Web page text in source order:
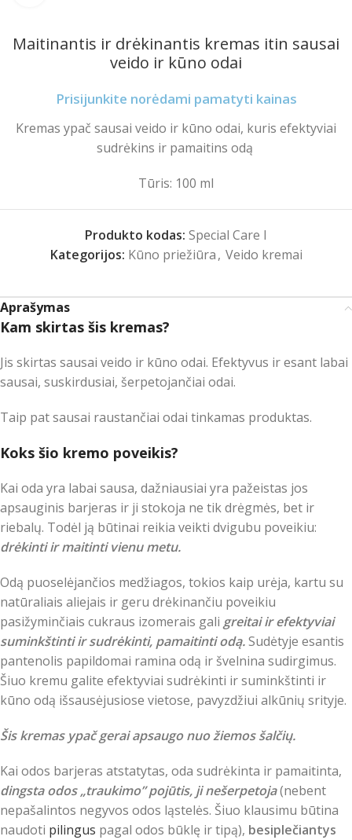
Maitinantis ir drėkinantis kremas itin sausai
veido ir kūno odai
Prisijunkite norėdami pamatyti kainas
Kremas ypač sausai veido ir kūno odai, kuris efektyviai
sudrėkins ir pamaitins odą
Tūris: 100 ml
Produkto kodas: Special Care I
Kategorijos: Kūno priežiūra, Veido kremai
Aprašymas
Kam skirtas šis kremas?
Jis skirtas sausai veido ir kūno odai. Efektyvus ir esant labai
sausai, suskirdusiai, šerpetojančiai odai.
Taip pat sausai raustančiai odai tinkamas produktas.
Koks šio kremo poveikis?
Kai oda yra labai sausa, dažniausiai yra pažeistas jos
apsauginis barjeras ir ji stokoja ne tik drėgmės, bet ir
riebalų. Todėl ją būtinai reikia veikti dvigubu poveikiu:
drėkinti ir maitinti vienu metu.
Odą puoselėjančios medžiagos, tokios kaip urėja, kartu su
natūraliais aliejais ir geru drėkinančiu poveikiu
pasižyminčiais cukraus izomerais gali greitai ir efektyviai
suminkštinti ir sudrėkinti, pamaitinti odą.Sudėtyje esantis
pantenolis papildomai ramina odą ir švelnina sudirgimus.
Šiuo kremu galite efektyviai sudrėkinti ir suminkštinti ir
kūno odą išsausėjusiose vietose, pavyzdžiui alkūnių srityje.
Šis kremas ypač gerai apsaugo nuo žiemos šalčių.
Kai odos barjeras atstatytas, oda sudrėkinta ir pamaitinta,
dingsta odos „traukimo” pojūtis, ji nešerpetoja(nebent
nepašalintos negyvos odos ląstelės. Šiuo klausimu būtina
naudoti pilingus pagal odos būklę ir tipą), besiplečiantys